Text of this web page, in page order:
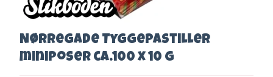
Nørregade Tyggepastiller
miniposer ca.100 x 10 g